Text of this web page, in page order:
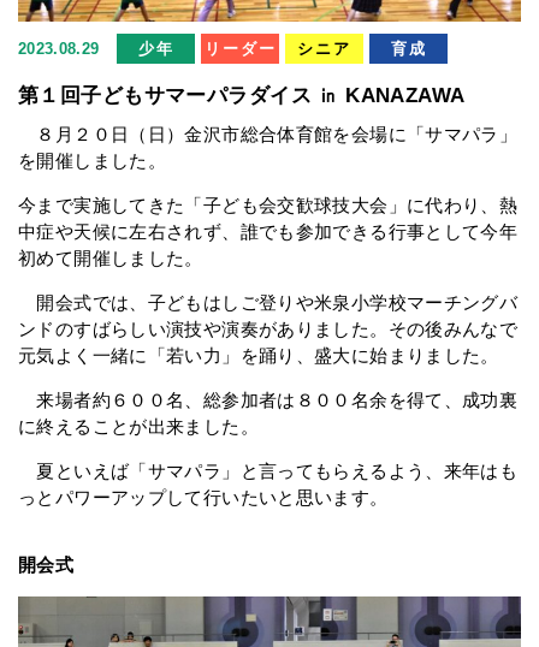
2023.08.29 少年 リーダー シニア 育成
第１回子どもサマーパラダイス ㏌ KANAZAWA
８月２０日（日）金沢市総合体育館を会場に「サマパラ」
を開催しました。
今まで実施してきた「子ども会交歓球技大会」に代わり、熱
中症や天候に左右されず、誰でも参加できる行事として今年
初めて開催しました。
開会式では、子どもはしご登りや米泉小学校マーチングバ
ンドのすばらしい演技や演奏がありました。その後みんなで
元気よく一緒に「若い力」を踊り、盛大に始まりました。
来場者約６００名、総参加者は８００名余を得て、成功裏
に終えることが出来ました。
夏といえば「サマパラ」と言ってもらえるよう、来年はも
っとパワーアップして行いたいと思います。
開会式